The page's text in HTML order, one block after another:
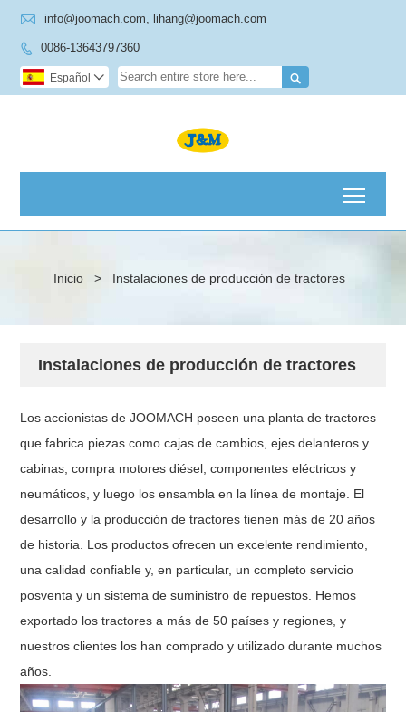
 info@joomach.com, lihang@joomach.com
 0086-13643797360

Español 
Inicio > Instalaciones de producción de tractores
Instalaciones de producción de tractores
Los accionistas de JOOMACH poseen una planta de tractores
que fabrica piezas como cajas de cambios, ejes delanteros y
cabinas, compra motores diésel, componentes eléctricos y
neumáticos, y luego los ensambla en la línea de montaje. El
desarrollo y la producción de tractores tienen más de 20 años
de historia. Los productos ofrecen un excelente rendimiento,
una calidad confiable y, en particular, un completo servicio
posventa y un sistema de suministro de repuestos. Hemos
exportado los tractores a más de 50 países y regiones, y
nuestros clientes los han comprado y utilizado durante muchos
años.